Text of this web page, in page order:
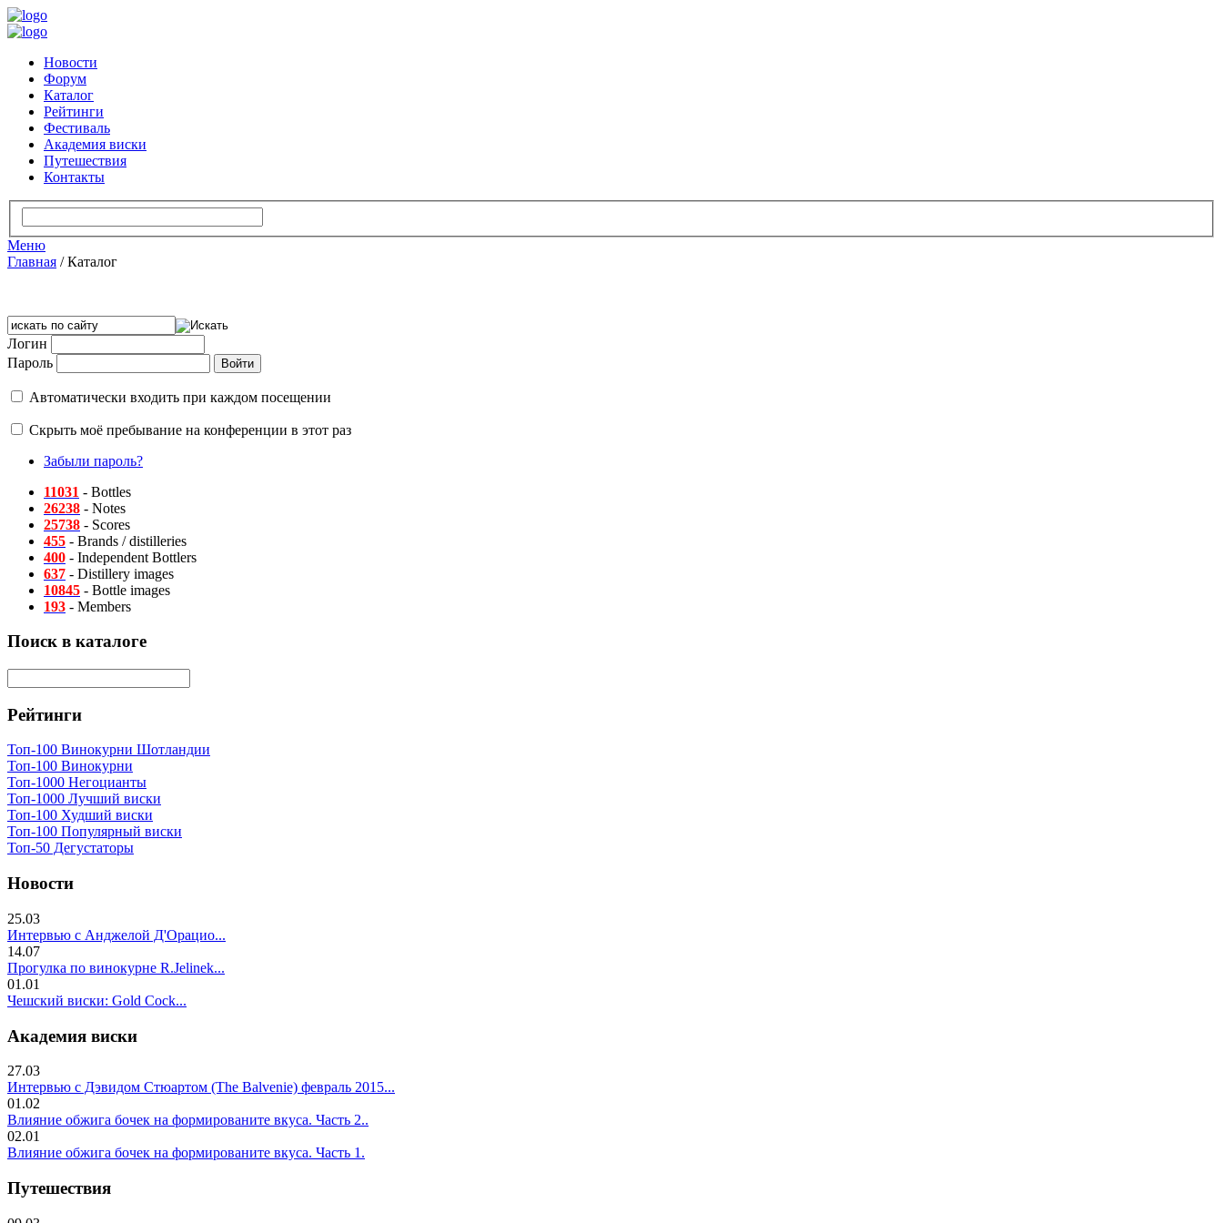
Новости
Форум
Каталог
Рейтинги
Фестиваль
Академия виски
Путешествия
Контакты
Меню
Главная /Каталог
Логин
Пароль
Автоматически входить при каждом посещении
Скрыть моё пребывание на конференции в этот раз
Забыли пароль?
11031 - Bottles
26238 - Notes
25738 - Scores
455 - Brands / distilleries
400 - Independent Bottlers
637 - Distillery images
10845 - Bottle images
193 - Members
Поиск в каталоге
Рейтинги
Топ-100 Винокурни Шотландии
Топ-100 Винокурни
Топ-1000 Негоцианты
Топ-1000 Лучший виски
Топ-100 Худший виски
Топ-100 Популярный виски
Топ-50 Дегустаторы
Новости
25.03
Интервью с Анджелой Д'Орацио...
14.07
Прогулка по винокурне R.Jelinek...
01.01
Чешский виски: Gold Cock...
Академия виски
27.03
Интервью с Дэвидом Стюартом (The Balvenie) февраль 2015...
01.02
Влияние обжига бочек на формированите вкуса. Часть 2..
02.01
Влияние обжига бочек на формированите вкуса. Часть 1.
Путешествия